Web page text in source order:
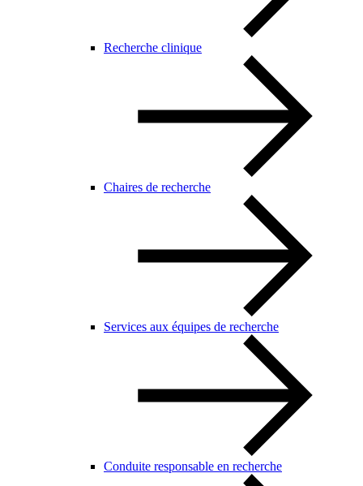
Recherche clinique
Chaires de recherche
Services aux équipes de recherche
Conduite responsable en recherche